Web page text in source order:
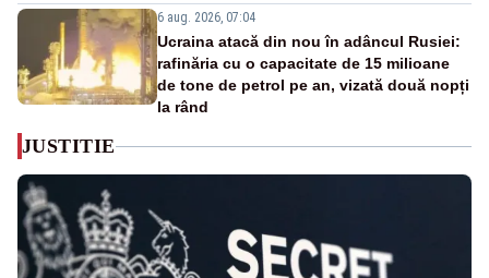
6 aug. 2026, 07:04
Ucraina atacă din nou în adâncul Rusiei:
rafinăria cu o capacitate de 15 milioane
de tone de petrol pe an, vizată două nopți
la rând
JUSTITIE